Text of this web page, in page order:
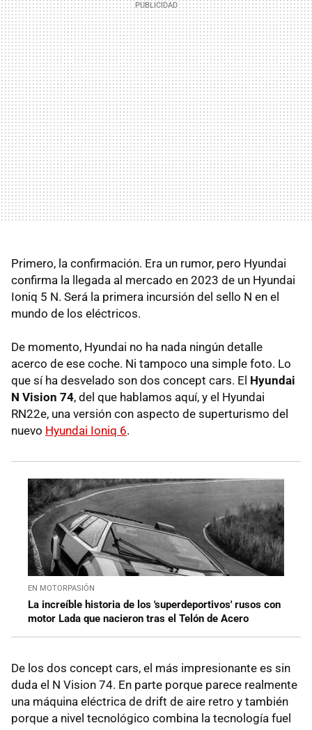
Primero, la confirmación. Era un rumor, pero Hyundai
confirma la llegada al mercado en 2023 de un Hyundai
Ioniq 5 N. Será la primera incursión del sello N en el
mundo de los eléctricos.
De momento, Hyundai no ha nada ningún detalle
acerco de ese coche. Ni tampoco una simple foto. Lo
que sí ha desvelado son dos concept cars. El Hyundai
N Vision 74, del que hablamos aquí, y el Hyundai
RN22e, una versión con aspecto de superturismo del
nuevo Hyundai Ioniq 6.
EN MOTORPASIÓN
La increíble historia de los 'superdeportivos' rusos con
motor Lada que nacieron tras el Telón de Acero
De los dos concept cars, el más impresionante es sin
duda el N Vision 74. En parte porque parece realmente
una máquina eléctrica de drift de aire retro y también
porque a nivel tecnológico combina la tecnología fuel